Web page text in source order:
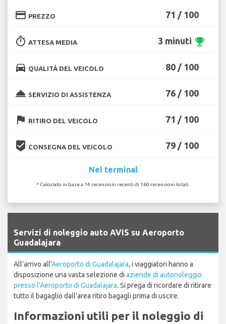
credit_card PREZZO 71 / 100
timer ATTESA MEDIA 3 minuti emoji_events
directions_car QUALITÀ DEL VEICOLO 80 / 100
room_service SERVIZIO DI ASSISTENZA 76 / 100
flag RITIRO DEL VEICOLO 71 / 100
beenhere CONSEGNA DEL VEICOLO 79 / 100
Nel terminal
* Calcolato in base a 14 recensioni recenti di 160 recensioni totali.
Servizi di noleggio auto AVIS su Aeroporto
Guadalajara
All'arrivo all'Aeroporto di Guadalajara, i viaggiatori hanno a
disposizione una vasta selezione di aziende di autonoleggio
presso l'Aeroporto di Guadalajara. Si prega di ricordare di ritirare
tutto il bagaglio dall'area ritiro bagagli prima di uscire.
Informazioni utili per il noleggio di